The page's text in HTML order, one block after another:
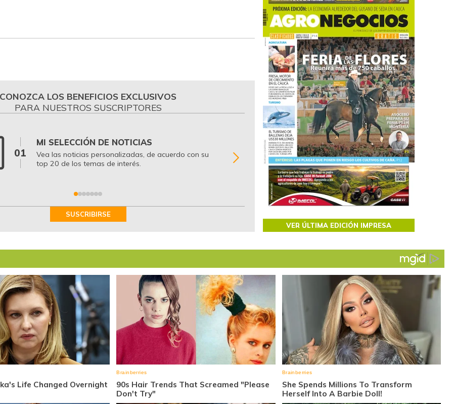
CONOZCA LOS BENEFICIOS EXCLUSIVOS
PARA NUESTROS SUSCRIPTORES
01
MI SELECCIÓN DE NOTICIAS
Vea las noticias personalizadas, de acuerdo con su
top 20 de los temas de interés.
02
BITÁCORA EMPRESARIAL 10.000 LR
Recopilación clasificada por sectores
regiones del comportamiento general y
de las 10.000 primeras empresas en ventas
Colombia.
SUSCRIBIRSE
VER ÚLTIMA EDICIÓN IMPRESA